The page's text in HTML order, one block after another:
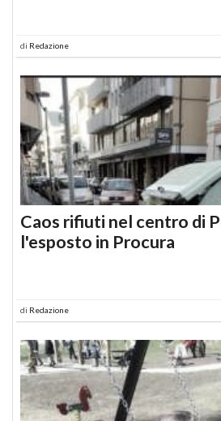
di Redazione
Caos rifiuti nel centro di
l'esposto in Procura
di Redazione